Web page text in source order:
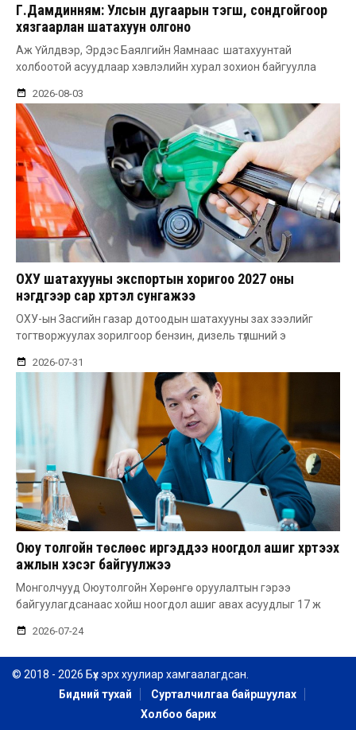
Г.Дамдинням: Улсын дугаарын тэгш, сондгойгоор
хязгаарлан шатахуун олгоно
Аж Үйлдвэр, Эрдэс Баялгийн Яамнаас шатахуунтай
холбоотой асуудлаар хэвлэлийн хурал зохион байгуулла
2026-08-03
ОХУ шатахууны экспортын хоригоо 2027 оны
нэгдүгээр сар хүртэл сунгажээ
ОХУ-ын Засгийн газар дотоодын шатахууны зах зээлийг
тогтворжуулах зорилгоор бензин, дизель түлшний э
2026-07-31
Оюу толгойн төслөөс иргэддээ ноогдол ашиг хүртээх
ажлын хэсэг байгуулжээ
Монголчууд Оюутолгойн Хөрөнгө оруулалтын гэрээ
байгуулагдсанаас хойш ноогдол ашиг авах асуудлыг 17 ж
2026-07-24
© 2018 - 2026 Бүх эрх хуулиар хамгаалагдсан.
Бидний тухай
Сурталчилгаа байршуулах
Холбоо барих